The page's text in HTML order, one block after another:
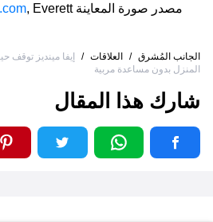
مصدر صورة المعاينة
, Everett
الجانب المُشرق / العلاقات /
إيفا مينديز توقف
المنزل بدون مساعدة مربية
شارك هذا المقال